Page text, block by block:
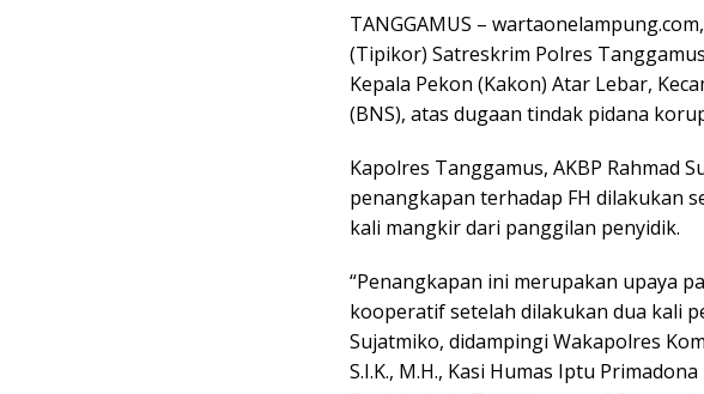
TANGGAMUS –
(Tipikor) Satreskrim Polres
Kepala Pekon (Kakon) Atar Lebar,
(BNS), atas dugaan tindak pidana
Kapolres Tanggamus, AKBP Rahmad
penangkapan terhadap FH dilakukan
kali mangkir dari panggilan penyidik.
“Penangkapan ini merupakan upaya
kooperatif setelah dilakukan dua kali
Sujatmiko, didampingi Wakapolres
S.I.K., M.H., Kasi Humas Iptu